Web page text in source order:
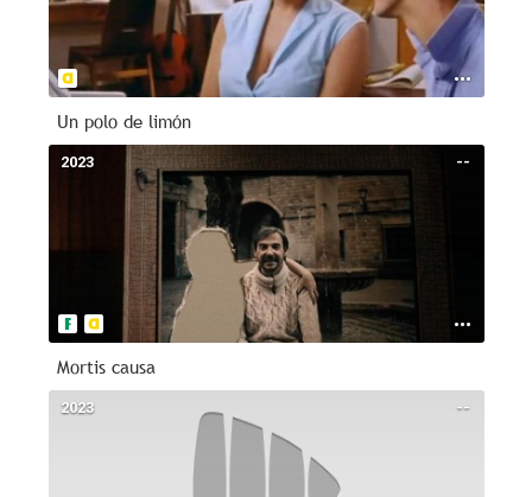
Un polo de limón
--
2023
Mortis causa
--
2023